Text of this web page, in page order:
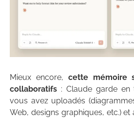
Mieux encore, cette mémoire
collaboratifs : Claude garde en
vous avez uploadés
Web, designs graphiques, etc.) et